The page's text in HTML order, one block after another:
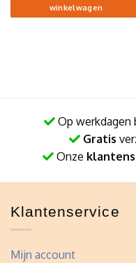
winkelwagen
Op werkdagen
Gratis
Onze
Klantenservice
Mijn account